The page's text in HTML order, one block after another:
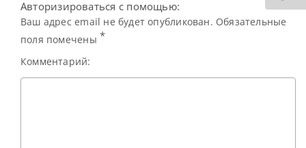
Авторизироваться с помощью:
Ваш адрес email не будет опубликован. Обязательные
поля помечены *
Комментарий: